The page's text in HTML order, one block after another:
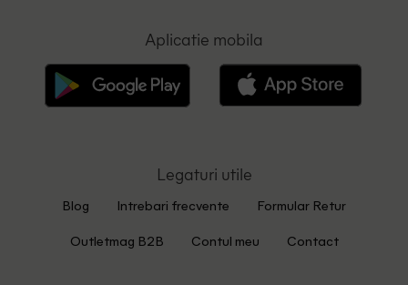
Aplicatie mobila
Legaturi utile
Blog Intrebari frecvente Formular Retur
Outletmag B2B Contul meu Contact